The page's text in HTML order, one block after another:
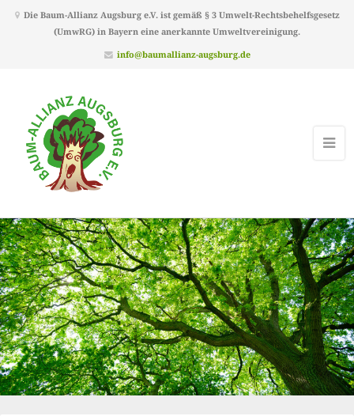
Die Baum-Allianz Augsburg e.V. ist gemäß § 3 Umwelt-Rechtsbehelfsgesetz
(UmwRG) in Bayern eine anerkannte Umweltvereinigung.
info@baumallianz-augsburg.de